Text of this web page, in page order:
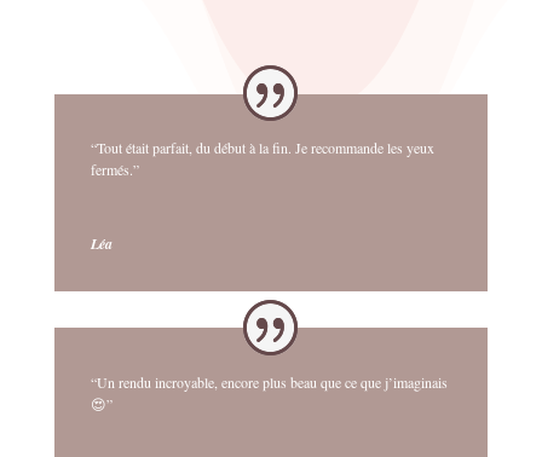
“Tout était parfait, du début à la fin. Je recommande les yeux
fermés.”
Léa
“Un rendu incroyable, encore plus beau que ce que j’imaginais
😍”